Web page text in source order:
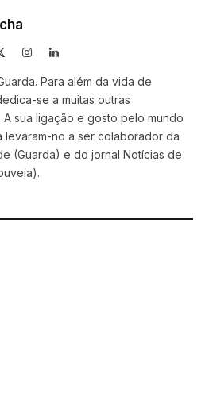
InstagramLinkedIn
Para além da vida de
se a muitas outras
A sua ligação e gosto pelo mundo
levaram-no a ser colaborador da
(Guarda) e do jornal Notícias de